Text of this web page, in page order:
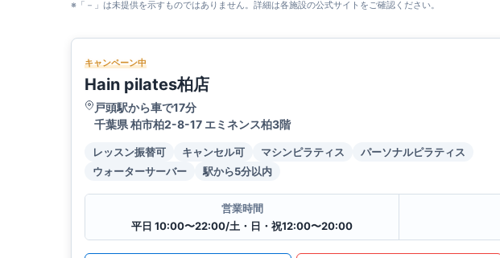
※「－」は未提供を示すものではありません。詳細は各施設の公式サイトをご確認ください。
キャンペーン中
Hain pilates柏店
戸頭駅から車で17分
千葉県 柏市柏2-8-17 エミネンス柏3階
レッスン振替可 キャンセル可 マシンピラティス
パーソナルピラティス
ウォーターサーバー
駅から5分以内
営業時間
平日 10:00〜22:00/土・日・祝12:00〜20:00